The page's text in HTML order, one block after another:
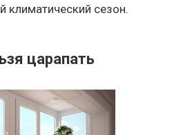
климатический сезон.
царапать